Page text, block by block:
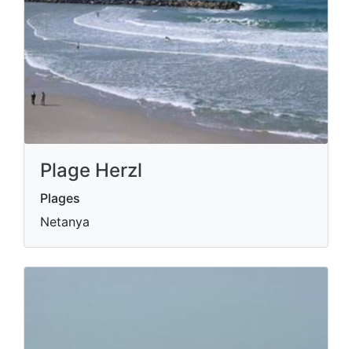
Plage Herzl
Plages
Netanya